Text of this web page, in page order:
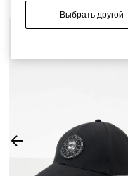
Выбрать другой